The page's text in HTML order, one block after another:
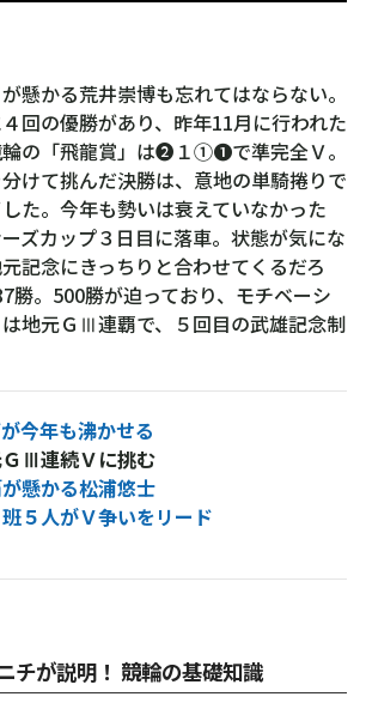
懸かる荒井崇博も忘れてはならない。
回の優勝があり、昨年11月に行われた
の「飛龍賞」は❷１①❶で準完全Ｖ。
けて挑んだ決勝は、意地の単騎捲りで
た。今年も勢いは衰えていなかった
ズカップ３日目に落車。状態が気にな
記念にきっちりと合わせてくるだろ
勝。500勝が迫っており、モチベーシ
地元ＧⅢ連覇で、５回目の武雄記念制
今年も沸かせる
Ⅲ連続Ｖに挑む
懸かる松浦悠士
５人がＶ争いをリード
チが説明！ 競輪の基礎知識